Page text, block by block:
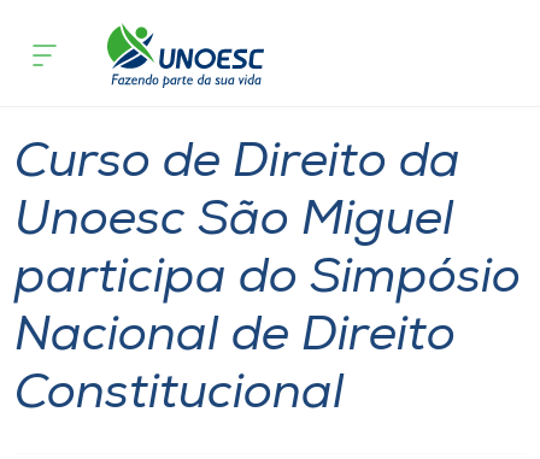
Cursos
Pesquisa
Atendimento ao Estudante
Portal de Ensino
Notícia de evento
Curso de Direito da
Unoesc São Miguel
participa do Simpósio
Nacional de Direito
Constitucional